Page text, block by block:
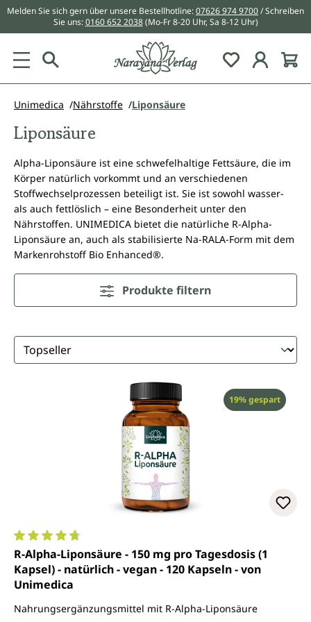
springen
Melden Sie sich gern über unsere Bestellhotline:07626 974 9700/ Schreiben
Sie uns:0160 652 2038 (Mo-Fr 8-20 Uhr, Sa 8-12 Uhr)
Du hast 0
Unimedica Nährstoffe Liponsäure
Liponsäure
Alpha-Liponsäure ist eine schwefelhaltige Fettsäure, die im
Körper natürlich vorkommt und an verschiedenen
Stoffwechselprozessen beteiligt ist. Sie ist sowohl wasser-
als auch fettlöslich – eine Besonderheit unter den
Nährstoffen. UNIMEDICA bietet die natürliche R-Alpha-
Liponsäure an, auch als stabilisierte Na-RALA-Form mit dem
Markenrohstoff Bio Enhanced®.
Produkte filtern
Rabatt
19% gespart
Durchschnittliche Bewertung von 4.8 von 5 Sternen
R-Alpha-Liponsäure - 150 mg pro Tagesdosis (1
Kapsel) - natürlich - vegan - 120 Kapseln - von
Unimedica
Nahrungsergänzungsmittel mit R-Alpha-Liponsäure